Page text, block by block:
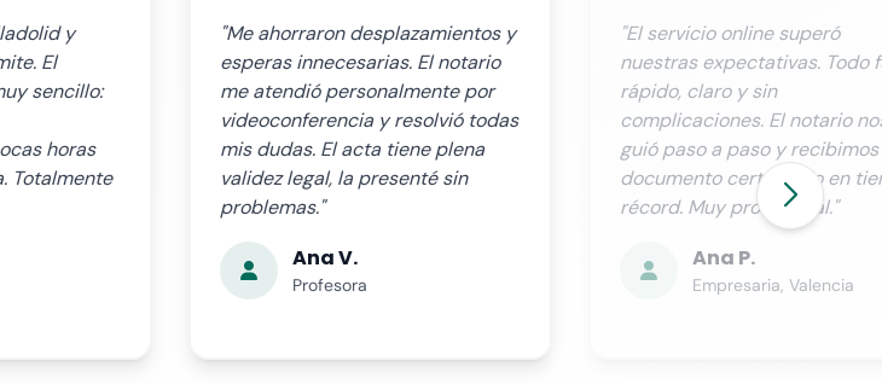
y
El notario
por
todas
plena
sin
"El servicio online superó
nuestras expectativas. Todo fue
rápido, claro y sin
complicaciones. El notario nos
guió paso a paso y recibimos el
documento certificado en tiempo
récord. Muy profesional."
Ana P.
Empresaria, Valencia
"Necesitábamos este
urgencia y Notario.org
perfectamente. La atención
cliente es excelente, te
mantienen informado en todo
momento y el proceso es
completamente
Miguel R.
Director Financiero,